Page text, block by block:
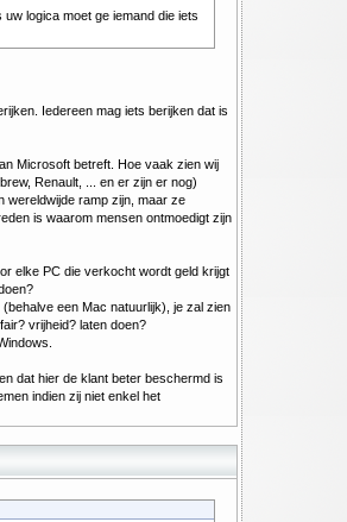
logica moet ge iemand die iets
Iedereen mag iets berijken dat is
Microsoft betreft. Hoe vaak zien wij
Renault, ... en er zijn er nog)
wereldwijde ramp zijn, maar ze
is waarom mensen ontmoedigt zijn
elke PC die verkocht wordt geld krijgt
een Mac natuurlijk), je zal zien
vrijheid? laten doen?
dat hier de klant beter beschermd is
indien zij niet enkel het